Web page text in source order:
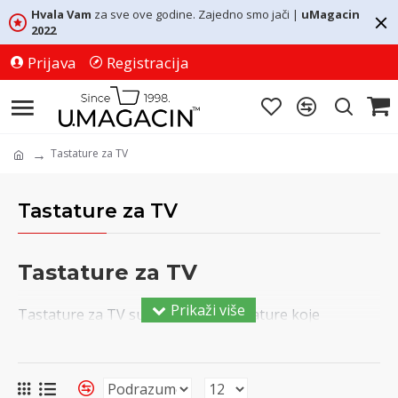
Hvala Vam za sve ove godine. Zajedno smo jači | uMagacin
2022
Prijava Registracija
Tastature za TV
Tastature za TV
Tastature za TV
Tastature za TV su savremene tastature koje
tastera i touchpad-a. Kompatibilne su sa: Android TV